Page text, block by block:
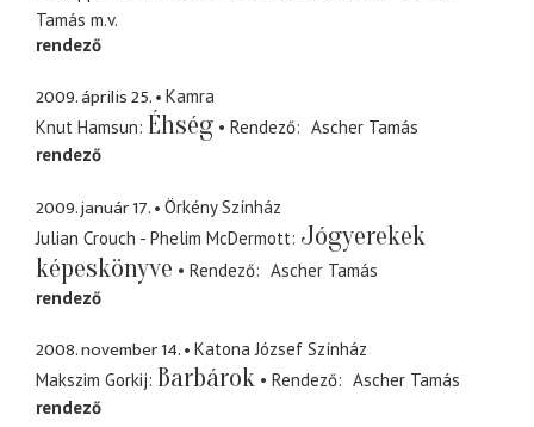
Tamás m.v.
rendező
2009. április 25.
Kamra
Knut Hamsun Éhség Rendező
Ascher Tamás
rendező
2009. január 17.
Örkény Színház
Julian Crouch - Phelim McDermott Jógyerekek
képeskönyve
Rendező
Ascher Tamás
rendező
2008. november 14.
Katona József Színház
Makszim Gorkij Barbárok Rendező
Ascher Tamás
rendező